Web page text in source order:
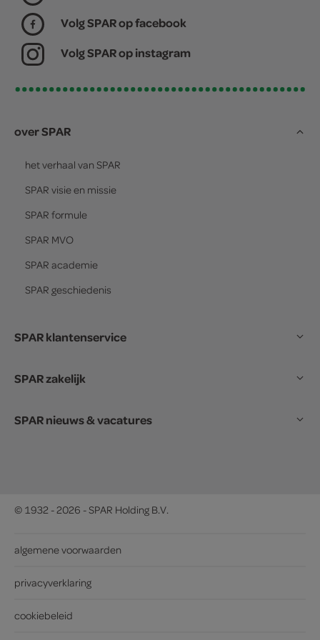
Volg SPAR op facebook
Volg SPAR op instagram
over SPAR
het verhaal van SPAR
SPAR visie en missie
SPAR formule
SPAR MVO
SPAR academie
SPAR geschiedenis
SPAR klantenservice
SPAR zakelijk
SPAR nieuws & vacatures
© 1932 - 2026 - SPAR Holding B.V.
algemene voorwaarden
privacyverklaring
cookiebeleid